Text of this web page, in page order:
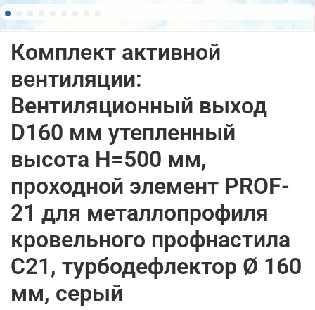
Комплект активной
вентиляции:
Вентиляционный выход
D160 мм утепленный
высота H=500 мм,
проходной элемент PROF-
21 для металлопрофиля
кровельного профнастила
С21, турбодефлектор Ø 160
мм, серый